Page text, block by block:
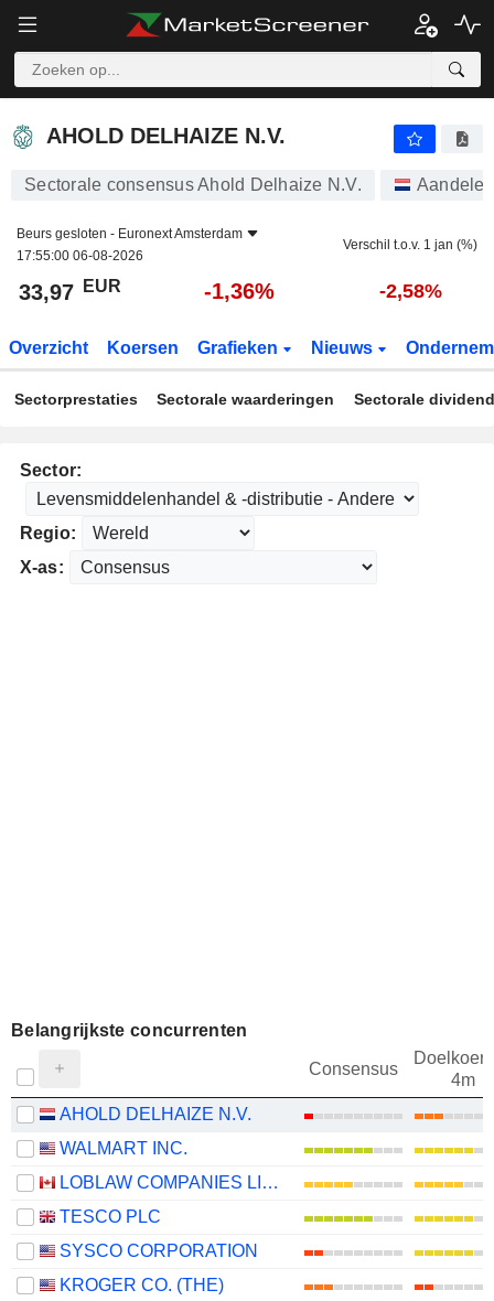
AHOLD DELHAIZE N.V.
AHOLD DELHAIZE N.V.
Sectorale consensus Ahold Delhaize N.V. Aandelen
Beurs gesloten - Euronext Amsterdam
17:55:00 06-08-2026
Verschil t.o.v. 1 jan (%)
33,97 EUR -1,36% -2,58%
Overzicht Koersen Grafieken Nieuws
Sectorprestaties Sectorale waarderingen Sectorale
Sector:
Regio:
X-as:
Belangrijkste concurrenten
Consensus
4m
AHOLD DELHAIZE N.V.
WALMART INC.
LOBLAW COMPANIES LIMITED
TESCO PLC
SYSCO CORPORATION
KROGER CO. (THE)